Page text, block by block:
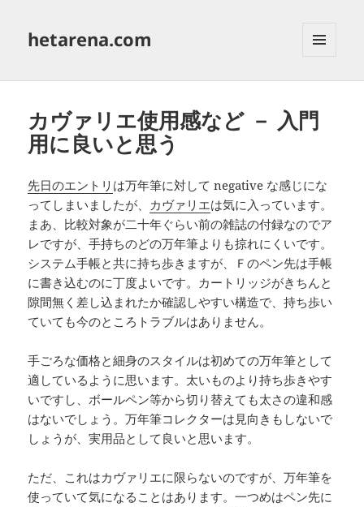
hetarena.com
ーとウ
ット
カヴァリエ使用感など － 入門
用に良いと思う
先日のエントリ は万年筆に対して negative な感じにな
ってしまいましたが、 カヴァリエは気に入っています。
まあ、比較対象が二十年ぐらい前の雑誌の付録なのでア
レですが、手持ちのどの万年筆よりも掠れにくいです。
システム手帳と共に持ち歩きますが、Ｆのペン先は手帳
に書き込むのに丁度よいです。カートリッジがきちんと
隙間無く差し込まれたか確認しやすい構造で、持ち歩い
ていても今のところトラブルはありません。
手ごろな価格と細身のスタイルは初めての万年筆として
適しているように思います。太いものより持ち歩きやす
いですし、ボールペン等から切り替えても太さの違和感
はないでしょう。万年筆コレクターは見向きもしないで
しょうが、実用品として良いと思います。
ただ、これはカヴァリエに限らないのですが、万年筆を
使っていて気になることはあります。一つめはペン先に